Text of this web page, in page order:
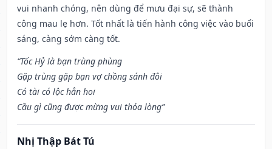
vui nhanh chóng, nên dùng để mưu đại sự, sẽ thành
công mau lẹ hơn. Tốt nhất là tiến hành công việc vào buổi
sáng, càng sớm càng tốt.
“Tốc Hỷ là bạn trùng phùng
Gặp trùng gặp bạn vợ chồng sánh đôi
Có tài có lộc hẳn hoi
Cầu gì cũng được mừng vui thỏa lòng”
Nhị Thập Bát Tú